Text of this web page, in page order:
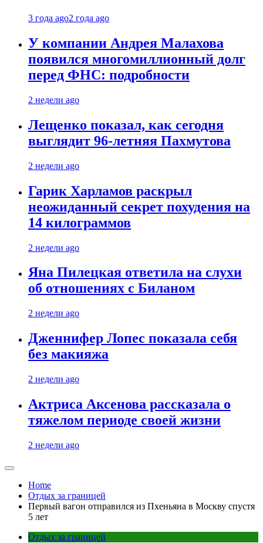
3 года ago2 года ago
У компании Андрея Малахова
появился многомиллионный долг
перед ФНС: подробности
2 недели ago
Лещенко показал, как сегодня
выглядит 96-летняя Пахмутова
2 недели ago
Гарик Харламов раскрыл
неожиданный секрет похудения на
14 килограммов
2 недели ago
Яна Пилецкая ответила на слухи
об отношениях с Биланом
2 недели ago
Дженнифер Лопес показала себя
без макияжа
2 недели ago
Актриса Аксенова рассказала о
тяжелом периоде своей жизни
2 недели ago
Home
Отдых за границей
Первый вагон отправился из Пхеньяна в Москву спустя
5 лет
Отдых за границей